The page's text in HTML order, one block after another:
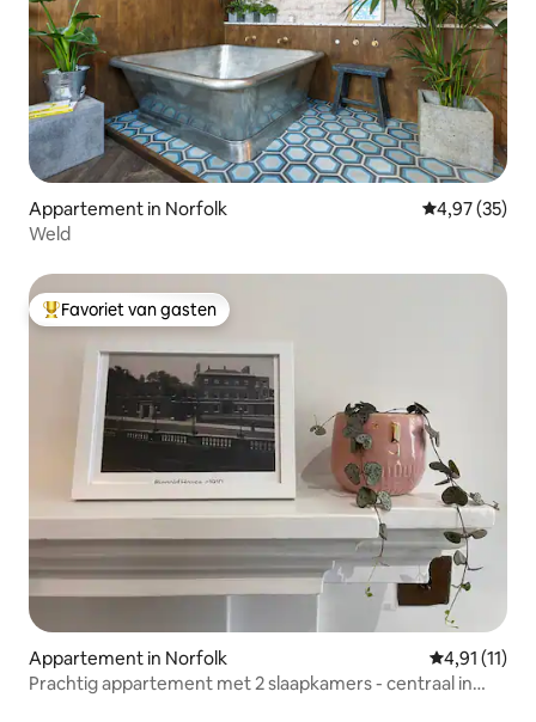
Appartement in Norfolk Gemiddelde
4,97 (35)
Weld
Topfavoriet van gasten
Favoriet van gasten
Appartement in Norfolk Gemiddelde
4,91 (11)
Prachtig appartement met 2 slaapkamers - centraal in